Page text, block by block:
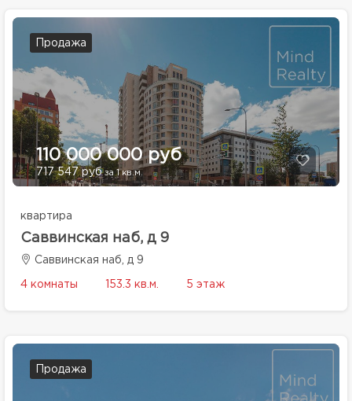
Продажа
110 000 000 руб
717 547 рубза 1 кв.м.
квартира
Саввинская наб, д 9
Саввинская наб, д 9
4 комнаты 153.3 кв.м. 5 этаж
Продажа